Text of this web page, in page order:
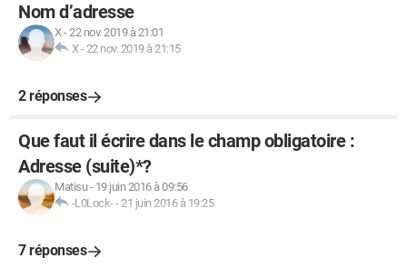
Nom d’adresse
X-22 nov. 2019 à 21:01
X-22 nov. 2019 à 21:15
2 réponses
Que faut il écrire dans le champ obligatoire :
Adresse (suite)*?
Matisu- 19 juin 2016 à 09:56
-L0Lock--21 juin 2016 à 19:25
7 réponses